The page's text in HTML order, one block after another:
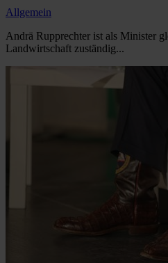
Allgemein
Andrä Rupprechter ist als Minister
Landwirtschaft zuständig...